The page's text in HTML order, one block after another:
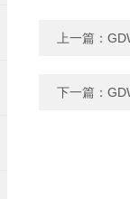
上一篇：
下一篇：